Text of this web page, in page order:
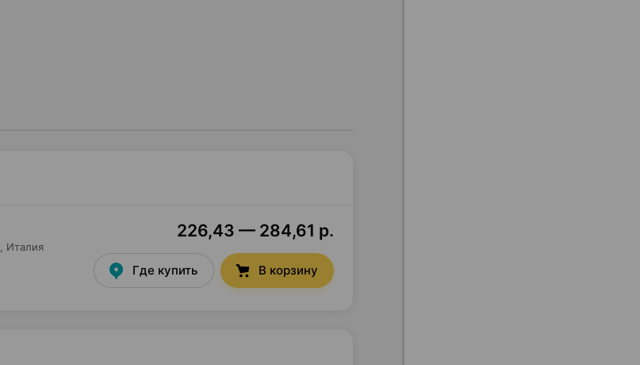
, Италия
226,43 — 284,61 р.
Где купить В корзину